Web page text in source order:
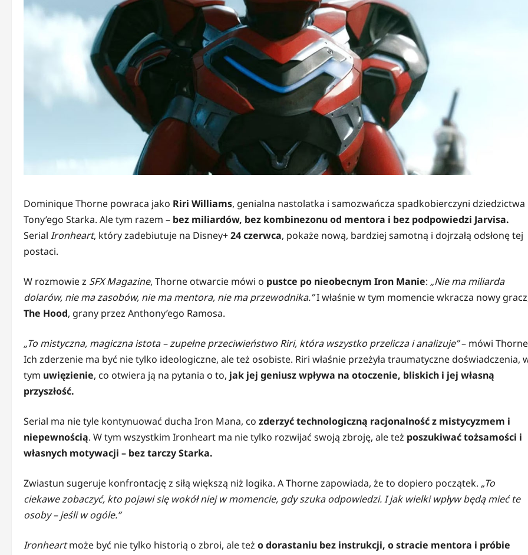
Dominique Thorne powraca jako Riri Williams, genialna nastolatka i samozwańcza spadkobierczyni dziedzictwa
Tony’ego Starka. Ale tym razem – bez miliardów, bez kombinezonu od mentora i bez podpowiedzi Jarvisa.
Serial Ironheart, który zadebiutuje na Disney+24 czerwca, pokaże nową, bardziej samotną i dojrzałą odsłonę tej
postaci.
W rozmowie z SFX Magazine, Thorne otwarcie mówi o pustce po nieobecnym Iron Manie: „Nie ma miliarda
dolarów, nie ma zasobów, nie ma mentora, nie ma przewodnika.”I właśnie w tym momencie wkracza nowy
The Hood, grany przez Anthony’ego Ramosa.
„To mistyczna, magiczna istota – zupełne przeciwieństwo Riri, która wszystko przelicza i analizuje”– mówi
Ich zderzenie ma być nie tylko ideologiczne, ale też osobiste. Riri właśnie przeżyła traumatyczne doświadczenia,
tym uwięzienie, co otwiera ją na pytania o to, jak jej geniusz wpływa na otoczenie, bliskich i jej własną
przyszłość.
Serial ma nie tyle kontynuować ducha Iron Mana, co zderzyć technologiczną racjonalność z mistycyzmem i
niepewnością. W tym wszystkim Ironheart ma nie tylko rozwijać swoją zbroję, ale też poszukiwać tożsamości i
własnych motywacji – bez tarczy Starka.
Zwiastun sugeruje konfrontację z siłą większą niż logika. A Thorne zapowiada, że to dopiero początek. „To
ciekawe zobaczyć, kto pojawi się wokół niej w momencie, gdy szuka odpowiedzi. I jak wielki wpływ będą mieć te
osoby – jeśli w ogóle.”
Ironheartmoże być nie tylko historią o zbroi, ale też o dorastaniu bez instrukcji, o stracie mentora i próbie